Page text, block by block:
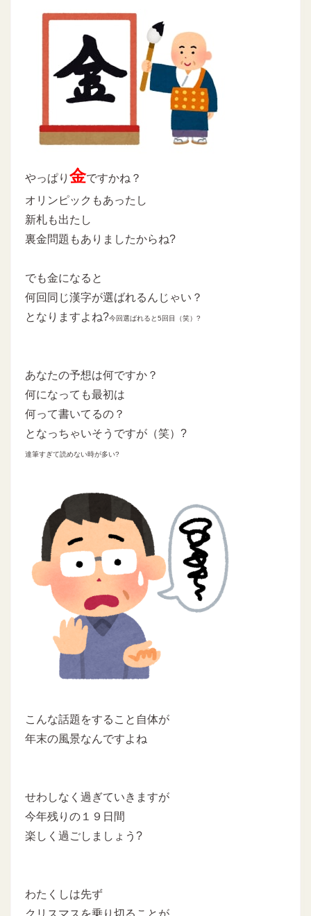
やっぱり 金ですかね？
オリンピックもあったし
新札も出たし
裏金問題もありましたからね?
でも金になると
何回同じ漢字が選ばれるんじゃい？
となりますよね?今回選ばれると5回目（笑）?
あなたの予想は何ですか？
何になっても最初は
何って書いてるの？
となっちゃいそうですが（笑）?
達筆すぎて読めない時が多い?
こんな話題をすること自体が
年末の風景なんですよね
せわしなく過ぎていきますが
今年残りの１９日間
楽しく過ごしましょう?
わたくしは先ず
クリスマスを乗り切ることが